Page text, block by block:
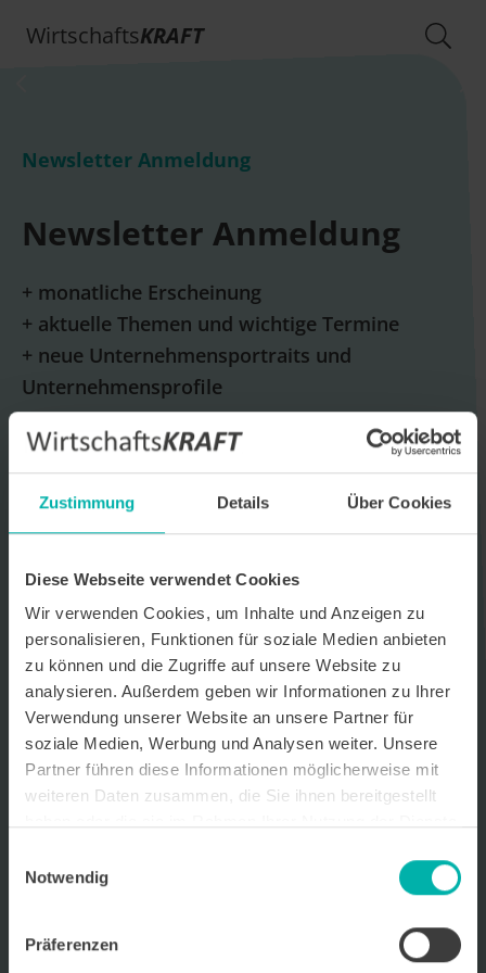
Zustimmung Details Über Cookies
Diese Webseite verwendet Cookies
Wir verwenden Cookies, um Inhalte und Anzeigen zu
personalisieren, Funktionen für soziale Medien anbieten
zu können und die Zugriffe auf unsere Website zu
analysieren. Außerdem geben wir Informationen zu Ihrer
Verwendung unserer Website an unsere Partner für
soziale Medien, Werbung und Analysen weiter. Unsere
Partner führen diese Informationen möglicherweise mit
weiteren Daten zusammen, die Sie ihnen bereitgestellt
Notwendig
Präferenzen
WirtschaftsKRAFT
Newsletter Anmeldung
Newsletter Anmeldung
+ monatliche Erscheinung
+ aktuelle Themen und wichtige Termine
+ neue Unternehmensportraits und
Unternehmensprofile
E-Mail *
WirtschaftsKRAFT der INFO - Das Magazin Pforzheim GmbH
erhalte. Um die Inhalte des Newsletters besser auf meine
persönlichen Interessen auszurichten, stimme ich außerdem zu,
hierfür mein personenbezogenes Nutzungsverhalten des
Newsletters zu erfassen und auszuwerten. Der Newsletter enthält
begleitende Werbeinformationen zu Produkten und
Dienstleistungen lokal ansässiger Werbekunden. Ich kann meine
Einwilligung jederzeit kostenfrei für die Zukunft durch den in jedem
Newsletter enthaltenen Abmeldelink oder per E-Mail an info@info-
pforzheim.de widerrufen. Meine E-Mail-Adresse wird ausschließlich
zur Zustellung des Newsletters genutzt. Detaillierte Informationen
zum Umgang mit Ihren Daten und der von uns eingesetzten
Newsletter-Software Cleverreach finden Sie in unserer
Datenschutzerklärung.